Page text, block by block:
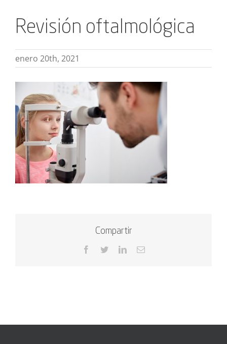
Revisión oftalmológica
enero 20th, 2021
Compartir
Facebook
TwitterLinkedInCorreo